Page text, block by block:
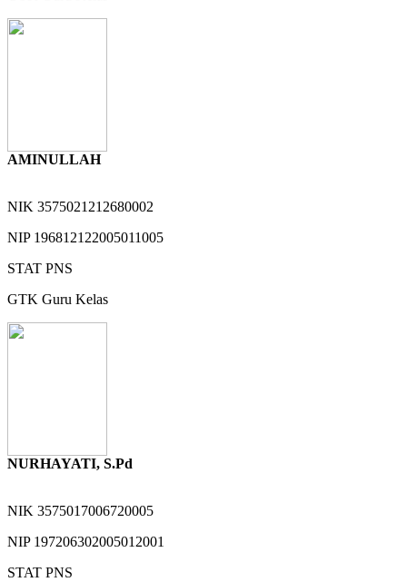
AMINULLAH
NIK 3575021212680002
NIP 196812122005011005
STAT PNS
GTK Guru Kelas
NURHAYATI, S.Pd
NIK 3575017006720005
NIP 197206302005012001
STAT PNS